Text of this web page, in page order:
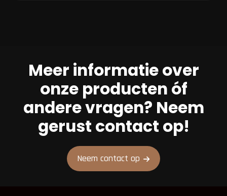
Meer informatie over
onze producten óf
andere vragen? Neem
gerust contact op!
Neem contact op